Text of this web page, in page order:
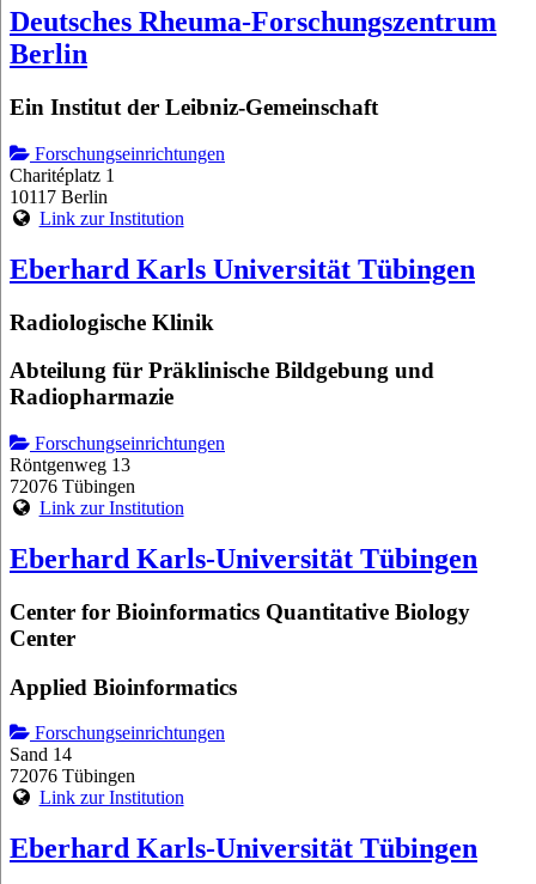
Deutsches Rheuma-Forschungszentrum
Berlin
Ein Institut der Leibniz-Gemeinschaft
Forschungseinrichtungen
Charitéplatz 1
10117 Berlin
Link zur Institution
Eberhard Karls Universität Tübingen
Radiologische Klinik
Abteilung für Präklinische Bildgebung und
Radiopharmazie
Forschungseinrichtungen
Röntgenweg 13
72076 Tübingen
Link zur Institution
Eberhard Karls-Universität Tübingen
Center for Bioinformatics Quantitative Biology
Center
Applied Bioinformatics
Forschungseinrichtungen
Sand 14
72076 Tübingen
Link zur Institution
Eberhard Karls-Universität Tübingen